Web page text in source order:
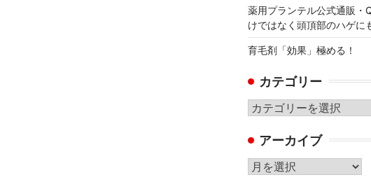
薬用プランテル公式通販・
けではなく頭頂部のハゲに
育毛剤「効果」極める！
カテゴリー
カ
ゴ
リ
ー
アーカイブ
ア